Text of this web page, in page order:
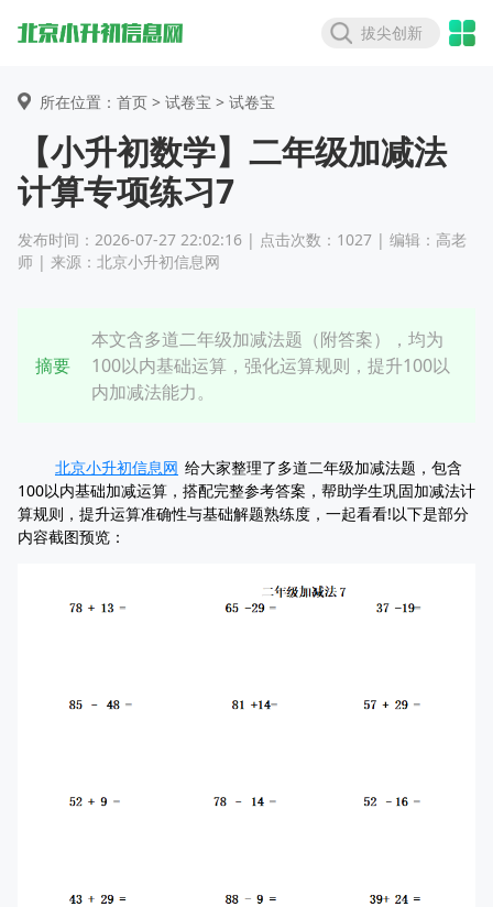
拔尖创新
所在位置：首页 > 试卷宝 > 试卷宝
【小升初数学】二年级加减法
计算专项练习7
发布时间：2026-07-27 22:02:16 | 点击次数：1027 | 编辑：高老
师 | 来源：北京小升初信息网
摘要
本文含多道二年级加减法题（附答案），均为
100以内基础运算，强化运算规则，提升100以
内加减法能力。
北京小升初信息网 给大家整理了多道二年级加减法题，包含
100以内基础加减运算，搭配完整参考答案，帮助学生巩固加减法计
算规则，提升运算准确性与基础解题熟练度，一起看看!以下是部分
内容截图预览：